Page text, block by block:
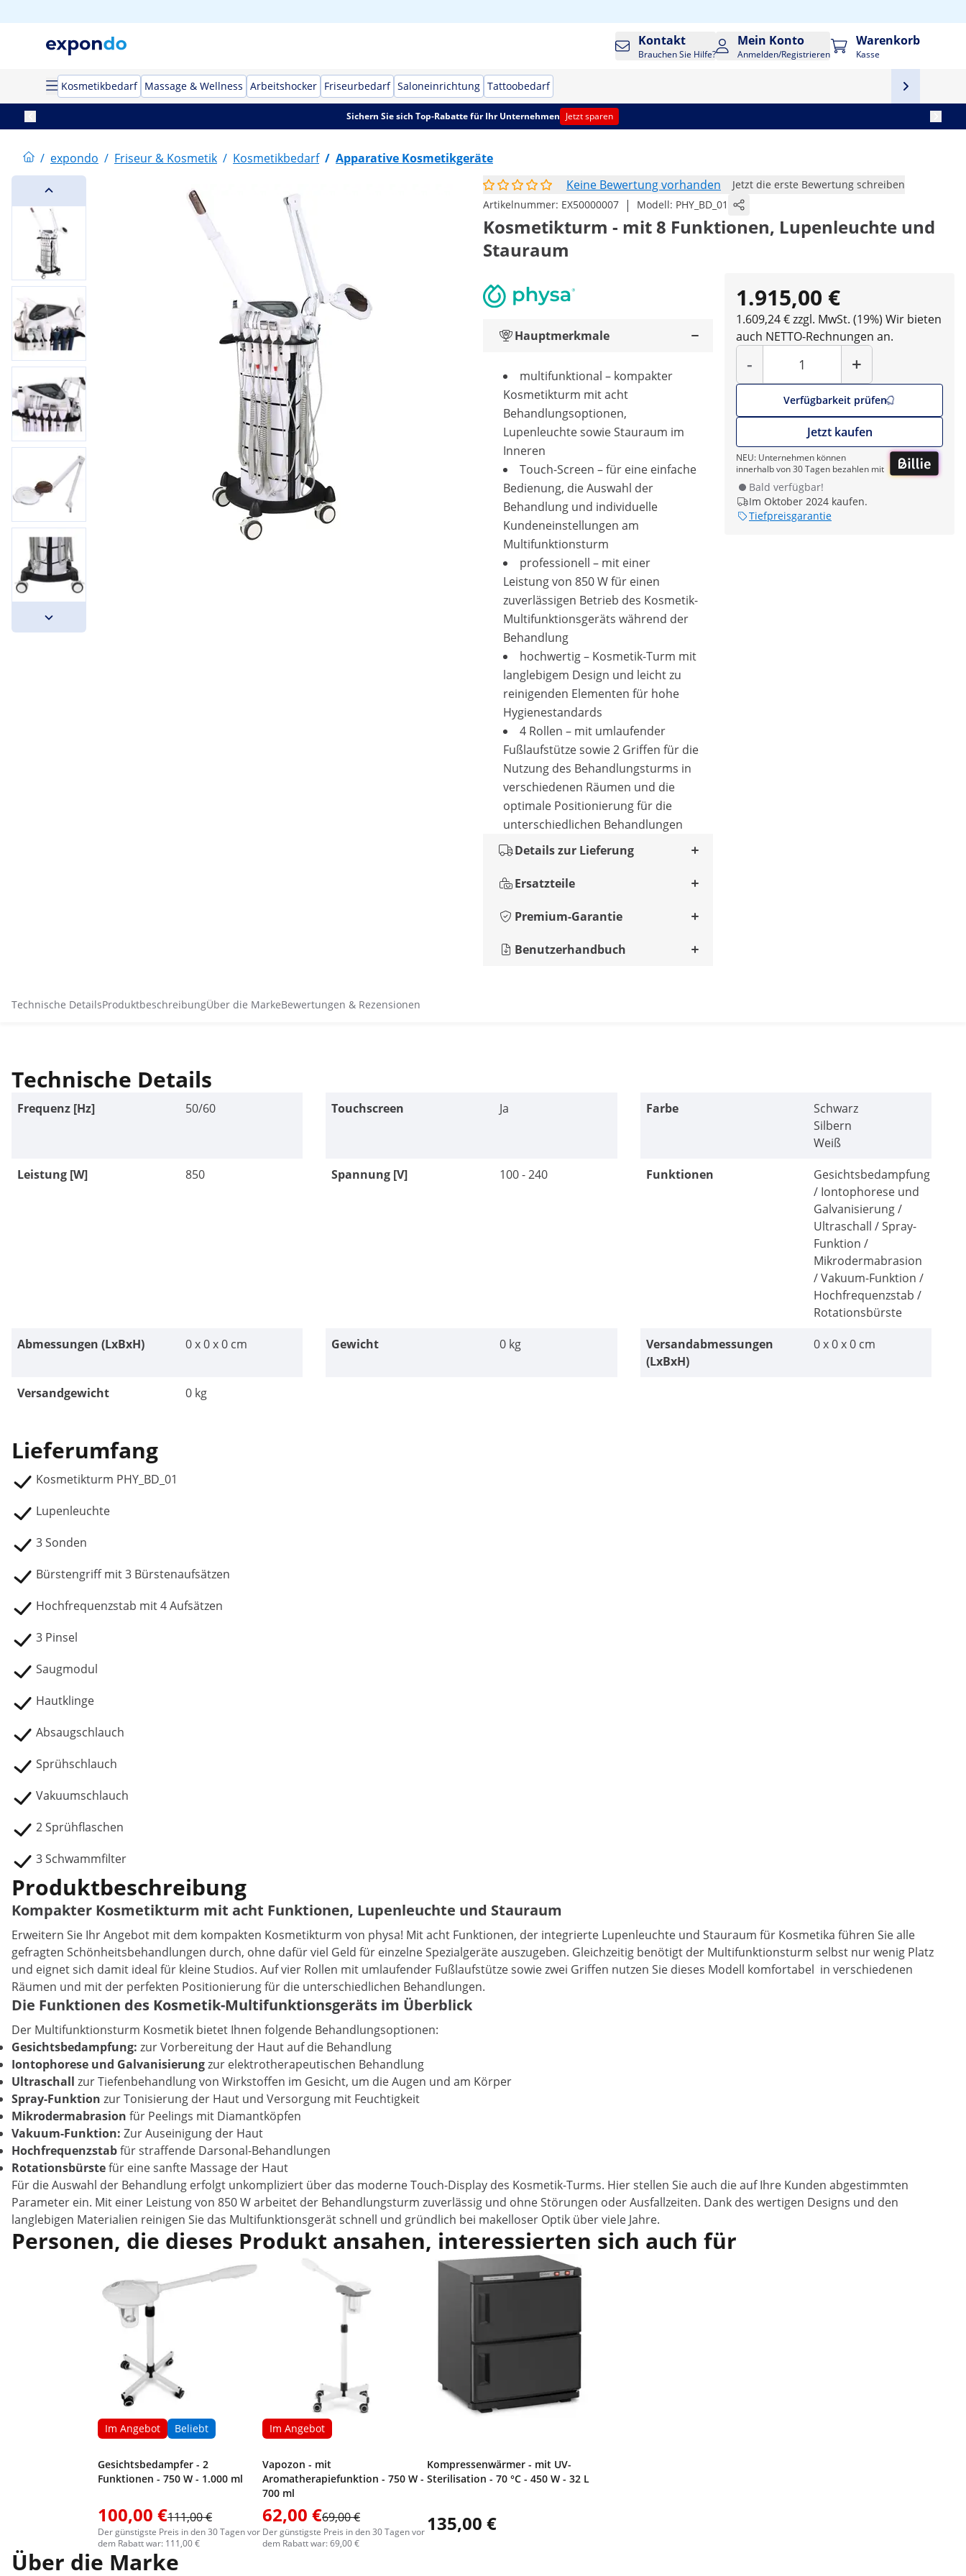
Kontakt
Brauchen Sie Hilfe?
Mein Konto
Anmelden/Registrieren
Warenkorb
Kasse
Kosmetikbedarf Massage & Wellness Arbeitshocker Friseurbedarf Saloneinrichtung Tattoobedarf
Sichern Sie sich Top-Rabatte für Ihr Unternehmen Jetzt sparen
/ expondo / Friseur & Kosmetik / Kosmetikbedarf / Apparative Kosmetikgeräte
Keine Bewertung vorhanden
Jetzt die erste Bewertung schreiben
Artikelnummer: EX50000007 | Modell: PHY_BD_01
Kosmetikturm - mit 8 Funktionen, Lupenleuchte und
Stauraum
1.915,00 €
1.609,24 € zzgl. MwSt. (19%) Wir bieten
auch NETTO-Rechnungen an.
-
Menge
+
Verfügbarkeit prüfen
Jetzt kaufen
NEU: Unternehmen können
innerhalb von 30 Tagen bezahlen mit
Bald verfügbar!
Im Oktober 2024 kaufen.
Tiefpreisgarantie
Hauptmerkmale
multifunktional – kompakter
Kosmetikturm mit acht
Behandlungsoptionen,
Lupenleuchte sowie Stauraum im
Inneren
Touch-Screen – für eine einfache
Bedienung, die Auswahl der
Behandlung und individuelle
Kundeneinstellungen am
Multifunktionsturm
professionell – mit einer
Leistung von 850 W für einen
zuverlässigen Betrieb des Kosmetik-
Multifunktionsgeräts während der
Behandlung
hochwertig – Kosmetik-Turm mit
langlebigem Design und leicht zu
reinigenden Elementen für hohe
Hygienestandards
4 Rollen – mit umlaufender
Fußlaufstütze sowie 2 Griffen für die
Nutzung des Behandlungsturms in
verschiedenen Räumen und die
optimale Positionierung für die
unterschiedlichen Behandlungen
Details zur Lieferung
Ersatzteile
Premium-Garantie
Benutzerhandbuch
Technische DetailsProduktbeschreibungÜber die MarkeBewertungen & Rezensionen
Technische Details
Frequenz [Hz] 50/60 Touchscreen Ja Farbe
Schwarz
Silbern
Weiß
Leistung [W]
850 Spannung [V] 100 - 240 Funktionen
Gesichtsbedampfung
/ Iontophorese und
Galvanisierung /
Ultraschall / Spray-
Funktion /
Mikrodermabrasion
/ Vakuum-Funktion /
Hochfrequenzstab /
Rotationsbürste
Abmessungen (LxBxH)
0 x 0 x 0 cm Gewicht 0 kg
Versandabmessungen
(LxBxH)
0 x 0 x 0 cm
Versandgewicht 0 kg
Lieferumfang
Kosmetikturm PHY_BD_01
Lupenleuchte
3 Sonden
Bürstengriff mit 3 Bürstenaufsätzen
Hochfrequenzstab mit 4 Aufsätzen
3 Pinsel
Saugmodul
Hautklinge
Absaugschlauch
Sprühschlauch
Vakuumschlauch
2 Sprühflaschen
3 Schwammfilter
Produktbeschreibung
Kompakter Kosmetikturm mit acht Funktionen, Lupenleuchte und Stauraum
Erweitern Sie Ihr Angebot mit dem kompakten Kosmetikturm von physa! Mit acht Funktionen, der integrierte Lupenleuchte und Stauraum für Kosmetika führen Sie alle
gefragten Schönheitsbehandlungen durch, ohne dafür viel Geld für einzelne Spezialgeräte auszugeben. Gleichzeitig benötigt der Multifunktionsturm selbst nur wenig Platz
und eignet sich damit ideal für kleine Studios. Auf vier Rollen mit umlaufender Fußlaufstütze sowie zwei Griffen nutzen Sie dieses Modell komfortabel in verschiedenen
Räumen und mit der perfekten Positionierung für die unterschiedlichen Behandlungen.
Die Funktionen des Kosmetik-Multifunktionsgeräts im Überblick
Der Multifunktionsturm Kosmetik bietet Ihnen folgende Behandlungsoptionen:
Gesichtsbedampfung: zur Vorbereitung der Haut auf die Behandlung
Iontophorese und Galvanisierungzur elektrotherapeutischen Behandlung
Ultraschall zur Tiefenbehandlung von Wirkstoffen im Gesicht, um die Augen und am Körper
Spray-Funktion zur Tonisierung der Haut und Versorgung mit Feuchtigkeit
Mikrodermabrasion für Peelings mit Diamantköpfen
Vakuum-Funktion: Zur Auseinigung der Haut
Hochfrequenzstabfür straffende Darsonal-Behandlungen
Rotationsbürstefür eine sanfte Massage der Haut
Für die Auswahl der Behandlung erfolgt unkompliziert über das moderne Touch-Display des Kosmetik-Turms. Hier stellen Sie auch die auf Ihre Kunden abgestimmten
Parameter ein. Mit einer Leistung von 850 W arbeitet der Behandlungsturm zuverlässig und ohne Störungen oder Ausfallzeiten. Dank des wertigen Designs und den
langlebigen Materialien reinigen Sie das Multifunktionsgerät schnell und gründlich bei makelloser Optik über viele Jahre.
Personen, die dieses Produkt ansahen, interessierten sich auch für
Im Angebot Beliebt
Gesichtsbedampfer - 2
Funktionen - 750 W - 1.000 ml
100,00 €111,00 €
Der günstigste Preis in den 30 Tagen vor
dem Rabatt war: 111,00 €
Im Angebot
Vapozon - mit
Aromatherapiefunktion - 750 W -
700 ml
62,00 €69,00 €
Der günstigste Preis in den 30 Tagen vor
dem Rabatt war: 69,00 €
Kompressenwärmer - mit UV-
Sterilisation - 70 °C - 450 W - 32 L
135,00 €
Über die Marke